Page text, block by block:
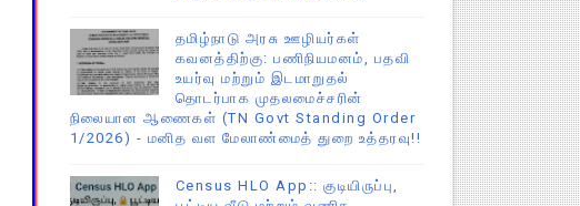
தமிழ்நாடு அரசு ஊழியர்கள்
கவனத்திற்கு: பணிநியமனம், பதவி
உயர்வு மற்றும் இடமாறுதல்
தொடர்பாக முதலமைச்சரின்
நிலையான ஆணைகள் (TN Govt Standing Order
1/2026) - மனித வள மேலாண்மைத் துறை உத்தரவு!!
Census HLO App:: குடியிருப்பு,